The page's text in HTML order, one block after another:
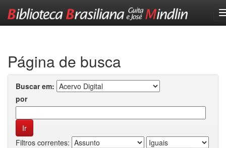
Página de busca
Buscar em:
por
Filtros correntes: